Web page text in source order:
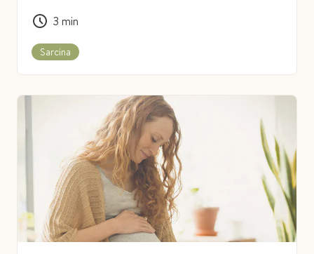
3 min
Sarcina